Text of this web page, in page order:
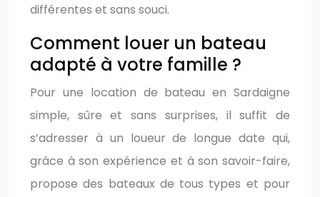
différentes et sans souci.
Comment louer un bateau
adapté à votre famille ?
Pour une location de bateau en Sardaigne
simple, sûre et sans surprises, il suffit de
s’adresser à un loueur de longue date qui,
grâce à son expérience et à son savoir-faire,
propose des bateaux de tous types et pour